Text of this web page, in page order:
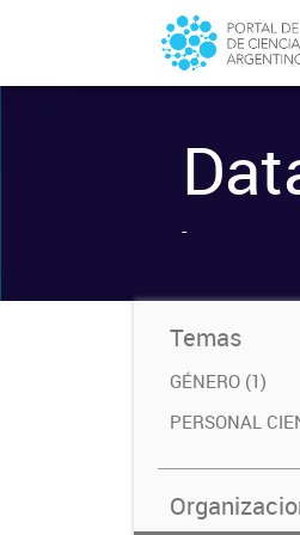
-
Temas
GÉNERO (1)
PERSONAL